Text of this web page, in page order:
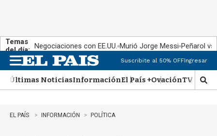
Temas
del día: Negociaciones con EE.UU. Murió Jorge Messi Peñarol
n
u
Suscribite al 50% OFFIngresar
Últimas NoticiasInformaciónEl País +OvaciónTV Show
M
o
EL PAÍS INFORMACIÓN POLÍTICA